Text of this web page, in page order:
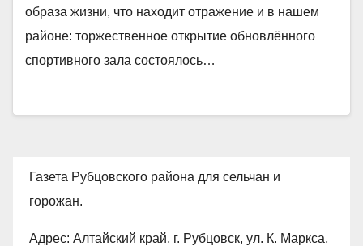
образа жизни, что находит отражение и в нашем
районе: торжественное открытие обновлённого
спортивного зала состоялось…
Газета Рубцовского района для сельчан и
горожан.
Адрес: Алтайский край, г. Рубцовск, ул. К. Маркса,